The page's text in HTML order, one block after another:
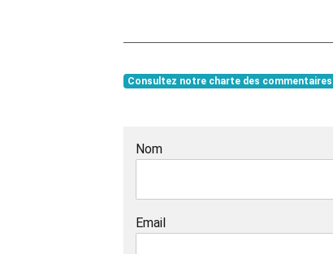
Consultez notre charte des commentaires
Nom
Email